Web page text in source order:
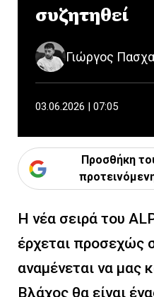
συζητηθεί
Γιώργος
03.06.2026 | 07:05
Προσθήκη
Η νέα σειρά του
έρχεται προσεχώς
αναμένεται να μας
Βλάχος θα είναι